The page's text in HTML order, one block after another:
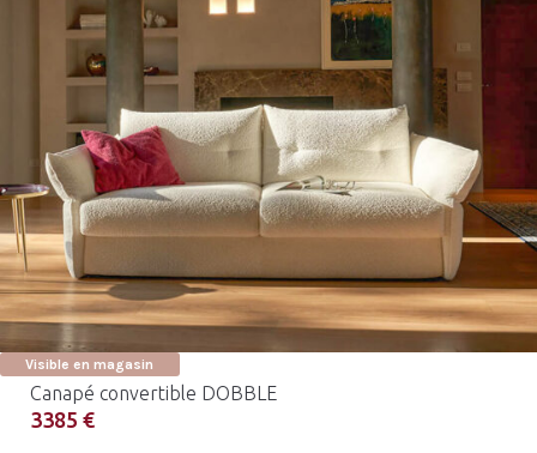
Visible en magasin
Canapé convertible DOBBLE
3385 €